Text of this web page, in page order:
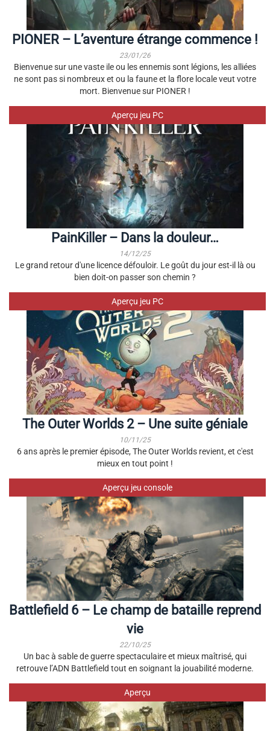
PIONER – L’aventure étrange commence !
23/01/26
Bienvenue sur une vaste ile ou les ennemis sont légions, les alliées
ne sont pas si nombreux et ou la faune et la flore locale veut votre
mort. Bienvenue sur PIONER !
Aperçu jeu PC
PainKiller – Dans la douleur…
14/12/25
Le grand retour d'une licence défouloir. Le goût du jour est-il là ou
bien doit-on passer son chemin ?
Aperçu jeu PC
The Outer Worlds 2 – Une suite géniale
10/11/25
6 ans après le premier épisode, The Outer Worlds revient, et c'est
mieux en tout point !
Aperçu jeu console
Battlefield 6 – Le champ de bataille reprend
vie
22/10/25
Un bac à sable de guerre spectaculaire et mieux maîtrisé, qui
retrouve l’ADN Battlefield tout en soignant la jouabilité moderne.
Aperçu